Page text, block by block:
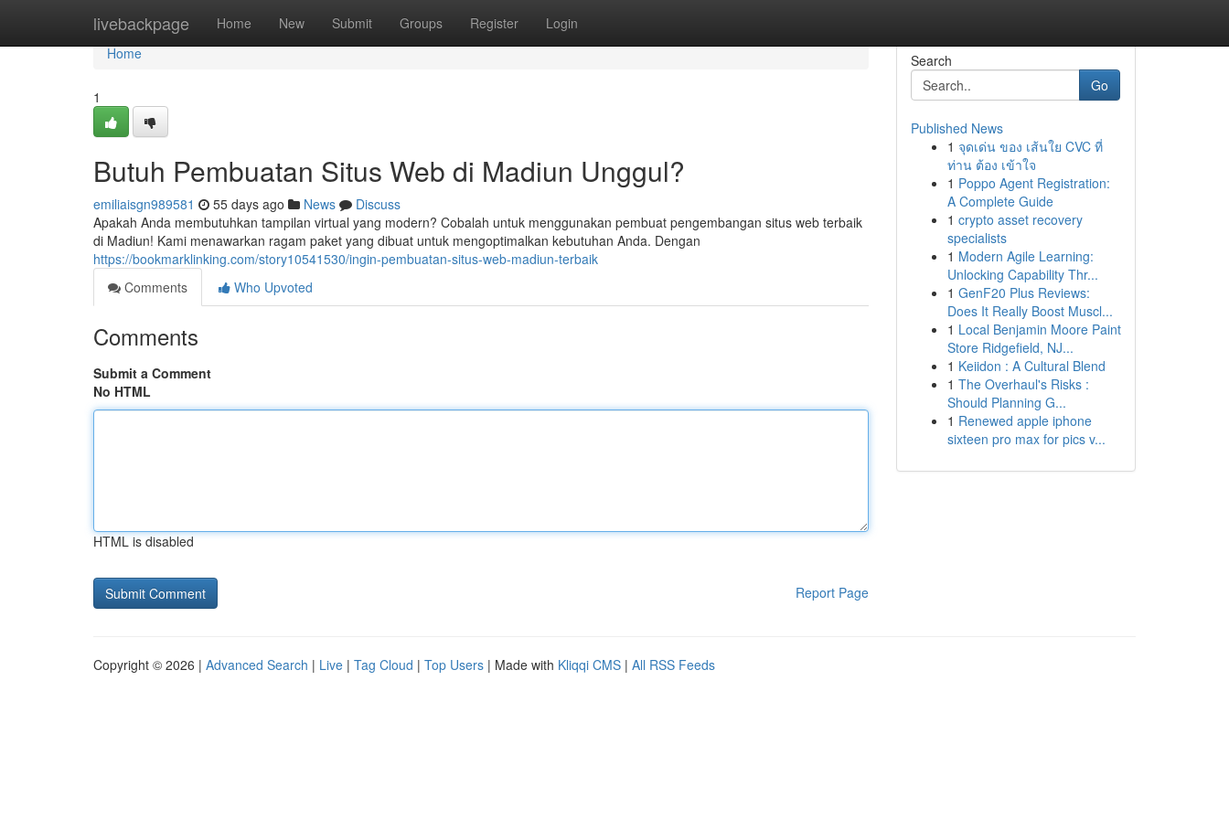
livebackpage Home New Submit Groups Register Login
Home
Home
1
Butuh Pembuatan Situs Web di Madiun Unggul?
emiliaisgn989581 55 days ago News
Discuss
Apakah Anda membutuhkan tampilan virtual yang modern? Cobalah untuk menggunakan pembuat pengembangan situs web terbaik
di Madiun! Kami menawarkan ragam paket yang dibuat untuk mengoptimalkan kebutuhan Anda. Dengan
https://bookmarklinking.com/story10541530/ingin-pembuatan-situs-web-madiun-terbaik
Comments
Who Upvoted
Comments
Submit a Comment
No HTML
HTML is disabled
Report Page
Search
Go
Published News
1 จุดเด่น ของ เส้นใย CVC ที่
ท่าน ต้อง เข้าใจ
1 Poppo Agent Registration:
A Complete Guide
1 crypto asset recovery
specialists
1 Modern Agile Learning:
Unlocking Capability Thr...
1 GenF20 Plus Reviews:
Does It Really Boost Muscl...
1 Local Benjamin Moore Paint
Store Ridgefield, NJ...
1 Keiidon : A Cultural Blend
1 The Overhaul's Risks :
Should Planning G...
1 Renewed apple iphone
sixteen pro max for pics v...
Copyright © 2026 | Advanced Search | Live | Tag Cloud | Top Users | Made with Kliqqi CMS | All RSS Feeds